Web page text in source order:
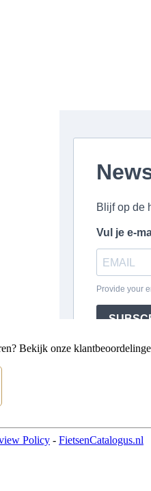
Bekijk onze
Policy - FietsenCatalogus.nl